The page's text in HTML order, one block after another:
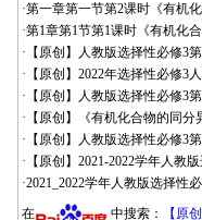
·第一章第一节第2课时《有机
·第1章第1节第1课时《有机化
· 【原创】人教版选择性必修3
· 【原创】2022年选择性必修3
· 【原创】人教版选择性必修3
· 【原创】《有机化合物的同
· 【原创】人教版选择性必修3
· 【原创】2021-2022学年人教
·2021_2022学年人教版选择性
在
中搜索： 【原